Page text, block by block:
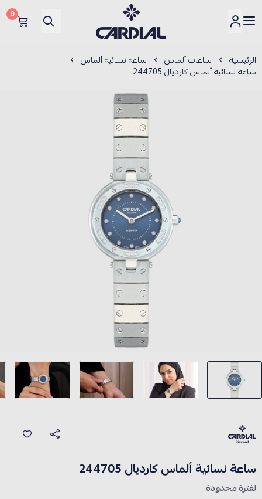
كارديــال
0
الرئيسية ساعات ألماس ساعة نسائية ألماس
ساعة نسائية ألماس كارديال 244705
ساعة نسائية ألماس كارديال 244705
لفترة محدودة